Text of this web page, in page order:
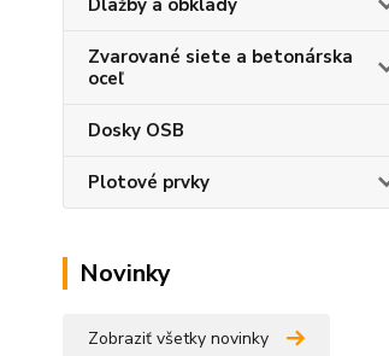
Dlažby a obklady
Zvarované siete a betonárska
oceľ
Dosky OSB
Plotové prvky
Novinky
Zobraziť všetky novinky